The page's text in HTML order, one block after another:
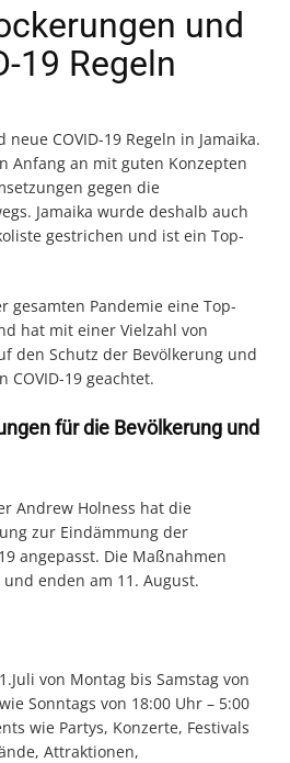
und
19 Regeln
COVID-19 Regeln in Jamaika.
Anfang an mit guten Konzepten
gegen die
Jamaika wurde deshalb auch
gestrichen und ist ein Top-
gesamten Pandemie eine Top-
hat mit einer Vielzahl von
den Schutz der Bevölkerung und
COVID-19 geachtet.
für die Bevölkerung und
Andrew Holness hat die
zur Eindämmung der
angepasst. Die Maßnahmen
enden am 11. August.
von Montag bis Samstag von
Sonntags von 18:00 Uhr – 5:00
wie Partys, Konzerte, Festivals
Attraktionen,